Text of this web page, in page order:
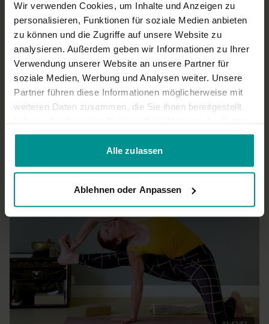
Wir verwenden Cookies, um Inhalte und Anzeigen zu
personalisieren, Funktionen für soziale Medien anbieten
zu können und die Zugriffe auf unsere Website zu
analysieren. Außerdem geben wir Informationen zu Ihrer
Verwendung unserer Website an unsere Partner für
soziale Medien, Werbung und Analysen weiter. Unsere
Partner führen diese Informationen möglicherweise mit
weiteren Daten zusammen, die Sie ihnen bereitgestellt
gesammelt haben.
Alle zulassen
Ablehnen oder Anpassen
Ort und Ausstattung
Dieses Video haben wir im wunderschönenZENIYO – RAUM FÜR
ERNEUERUNGgedreht.
0
Nicole S. Dezember 22, 2024
Wundervoller Flow!
0
Ähnliche Videos